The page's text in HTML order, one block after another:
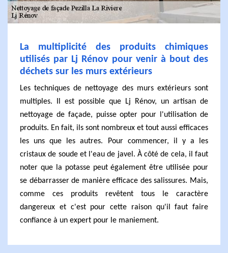
La multiplicité des produits chimiques
utilisés par Lj Rénov pour venir à bout des
déchets sur les murs extérieurs
Les techniques de nettoyage des murs extérieurs sont
multiples. Il est possible que Lj Rénov, un artisan de
nettoyage de façade, puisse opter pour l'utilisation de
produits. En fait, ils sont nombreux et tout aussi efficaces
les uns que les autres. Pour commencer, il y a les
cristaux de soude et l'eau de javel. À côté de cela, il faut
noter que la potasse peut également être utilisée pour
se débarrasser de manière efficace des salissures. Mais,
comme ces produits revêtent tous le caractère
dangereux et c'est pour cette raison qu'il faut faire
confiance à un expert pour le maniement.